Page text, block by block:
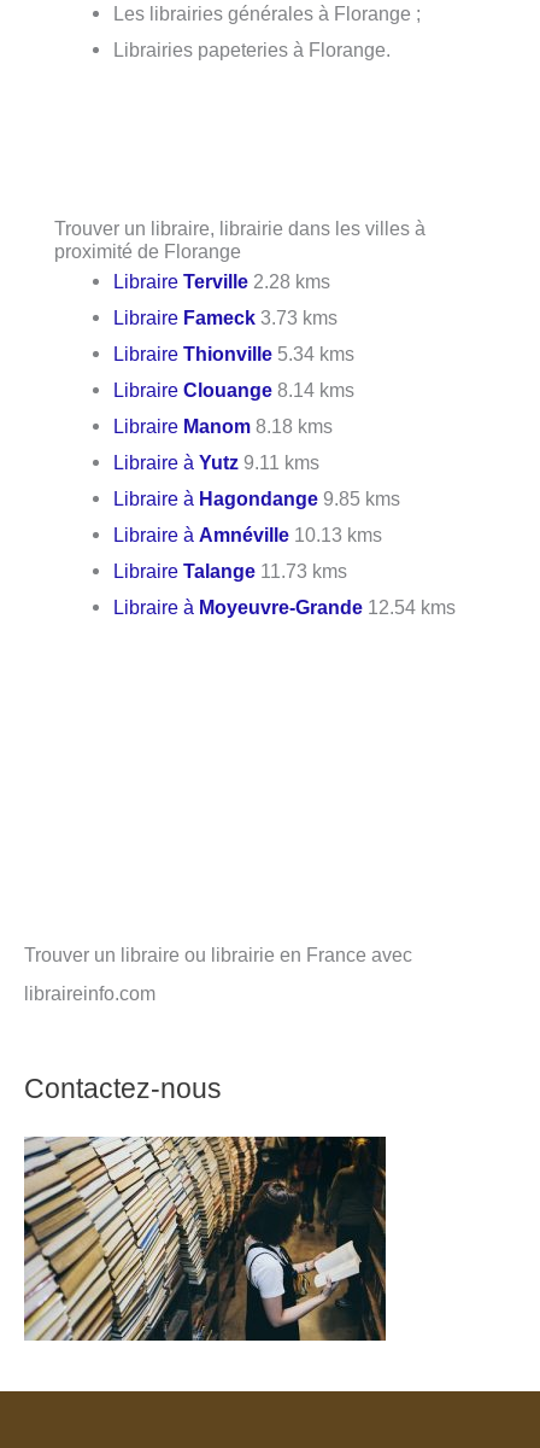
Les librairies générales à Florange ;
Librairies papeteries à Florange.
Trouver un libraire, librairie dans les villes à
proximité de Florange
LibraireTerville 2.28 kms
Libraire Fameck 3.73 kms
LibraireThionville 5.34 kms
LibraireClouange 8.14 kms
Libraire Manom 8.18 kms
Libraire àYutz 9.11 kms
Libraire à Hagondange 9.85 kms
Libraire àAmnéville 10.13 kms
LibraireTalange 11.73 kms
Libraire à Moyeuvre-Grande 12.54 kms
Trouver un libraire ou librairie en France avec
libraireinfo.com
Contactez-nous